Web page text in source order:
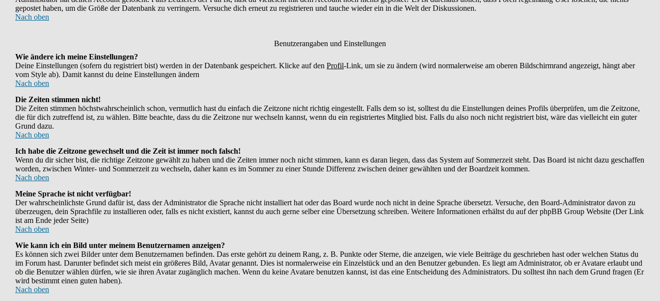
gepostet haben, um die Größe der Datenbank zu verringern. Versuche dich erneut zu registrieren und tauche wieder ein in die Welt der Diskussionen.
Nach oben
Benutzerangaben und Einstellungen
Wie ändere ich meine Einstellungen?
Deine Einstellungen (sofern du registriert bist) werden in der Datenbank gespeichert. Klicke auf den Profil-Link, um sie zu ändern (wird normalerweise am oberen Bildschirmrand angezeigt, hängt aber
vom Style ab). Damit kannst du deine Einstellungen ändern
Nach oben
Die Zeiten stimmen nicht!
Die Zeiten stimmen höchstwahrscheinlich schon, vermutlich hast du einfach die Zeitzone nicht richtig eingestellt. Falls dem so ist, solltest du die Einstellungen deines Profils überprüfen, um die Zeitzone,
die für dich zutreffend ist, zu wählen. Bitte beachte, dass du die Zeitzone nur wechseln kannst, wenn du ein registriertes Mitglied bist. Falls du also noch nicht registriert bist, wäre das vielleicht ein guter
Grund dazu.
Nach oben
Ich habe die Zeitzone gewechselt und die Zeit ist immer noch falsch!
Wenn du dir sicher bist, die richtige Zeitzone gewählt zu haben und die Zeiten immer noch nicht stimmen, kann es daran liegen, dass das System auf Sommerzeit steht. Das Board ist nicht dazu geschaffen
worden, zwischen Winter- und Sommerzeit zu wechseln, daher kann es im Sommer zu einer Stunde Differenz zwischen deiner gewählten und der Boardzeit kommen.
Nach oben
Meine Sprache ist nicht verfügbar!
Der wahrscheinlichste Grund dafür ist, dass der Administrator die Sprache nicht installiert hat oder das Board wurde noch nicht in deine Sprache übersetzt. Versuche, den Board-Administrator davon zu
überzeugen, dein Sprachfile zu installieren oder, falls es nicht existiert, kannst du auch gerne selber eine Übersetzung schreiben. Weitere Informationen erhältst du auf der phpBB Group Website (Der Link
ist am Ende jeder Seite)
Nach oben
Wie kann ich ein Bild unter meinem Benutzernamen anzeigen?
Es können sich zwei Bilder unter dem Benutzernamen befinden. Das erste gehört zu deinem Rang, z. B. Punkte oder Sterne, die anzeigen, wie viele Beiträge du geschrieben hast oder welchen Status du
im Forum hast. Darunter befindet sich meist ein größeres Bild, Avatar genannt. Dies ist normalerweise ein Einzelstück und an den Benutzer gebunden. Es liegt am Administrator, ob er Avatare erlaubt und
ob die Benutzer wählen dürfen, wie sie ihren Avatar zugänglich machen. Wenn du keine Avatare benutzen kannst, ist das eine Entscheidung des Administrators. Du solltest ihn nach dem Grund fragen (Er
wird bestimmt einen guten haben).
Nach oben